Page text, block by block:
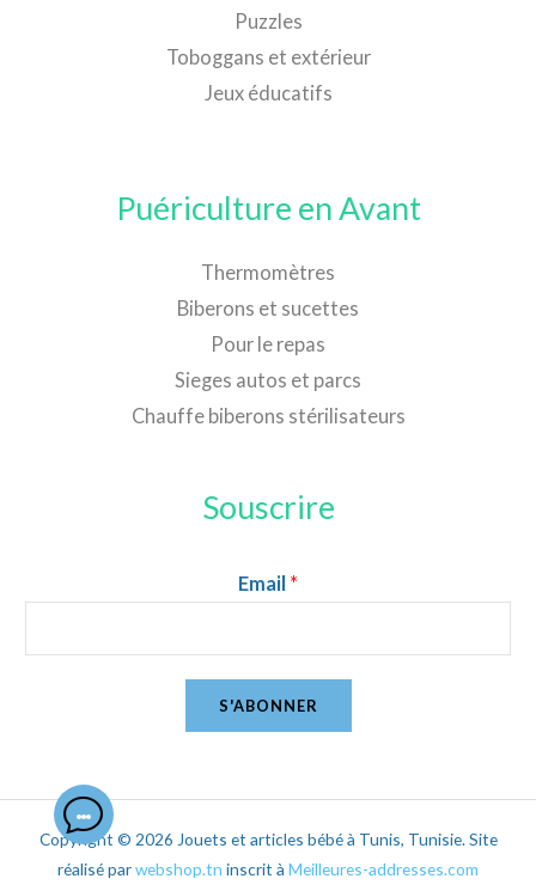
Puzzles
Toboggans et extérieur
Jeux éducatifs
Puériculture en Avant
Thermomètres
Biberons et sucettes
Pour le repas
Sieges autos et parcs
Chauffe biberons stérilisateurs
Souscrire
Email *
S'ABONNER
Copyright © 2026 Jouets et articles bébé à Tunis, Tunisie. Site
réalisé parwebshop.tn inscrit à Meilleures-addresses.com